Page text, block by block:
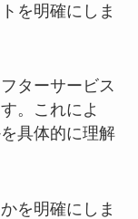
を明確にしま
ターサービス
。これによ
具体的に理解
を明確にしま